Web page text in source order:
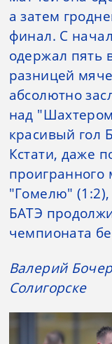
а затем
финал. С
одержал пять
разницей
абсолютно
над
красивый гол
Кстати, даже
проигранного
"Гомелю"
БАТЭ
чемпионата
Валерий
Солигорске